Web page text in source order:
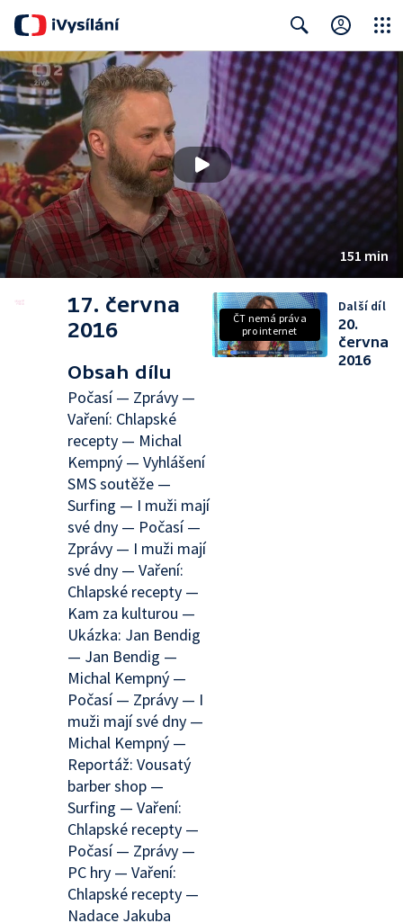
Search Close
151 min
17. června
2016
Obsah dílu
Počasí — Zprávy —
Vaření: Chlapské
recepty — Michal
Kempný — Vyhlášení
SMS soutěže —
Surfing — I muži mají
své dny — Počasí —
Zprávy — I muži mají
své dny — Vaření:
Chlapské recepty —
Kam za kulturou —
Ukázka: Jan Bendig
— Jan Bendig —
Michal Kempný —
Počasí — Zprávy — I
muži mají své dny —
Michal Kempný —
Reportáž: Vousatý
barber shop —
Surfing — Vaření:
Chlapské recepty —
Počasí — Zprávy —
PC hry — Vaření:
Chlapské recepty —
Nadace Jakuba
ČT nemá práva
pro internet
Další díl
20.
června
2016